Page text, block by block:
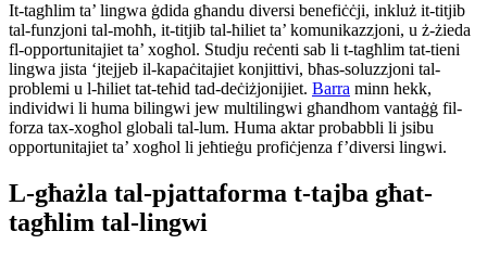
It-tagħlim ta’ lingwa ġdida għandu diversi benefiċċji, inkluż it-titjib
tal-funzjoni tal-moħħ, it-titjib tal-ħiliet ta’ komunikazzjoni, u ż-żieda
fl-opportunitajiet ta’ xogħol. Studju reċenti sab li t-tagħlim tat-tieni
lingwa jista ‘jtejjeb il-kapaċitajiet konjittivi, bħas-soluzzjoni tal-
problemi u l-ħiliet tat-teħid tad-deċiżjonijiet. Barra minn hekk,
individwi li huma bilingwi jew multilingwi għandhom vantaġġ fil-
forza tax-xogħol globali tal-lum. Huma aktar probabbli li jsibu
opportunitajiet ta’ xogħol li jeħtieġu profiċjenza f’diversi lingwi.
L-għażla tal-pjattaforma t-tajba għat-
tagħlim tal-lingwi